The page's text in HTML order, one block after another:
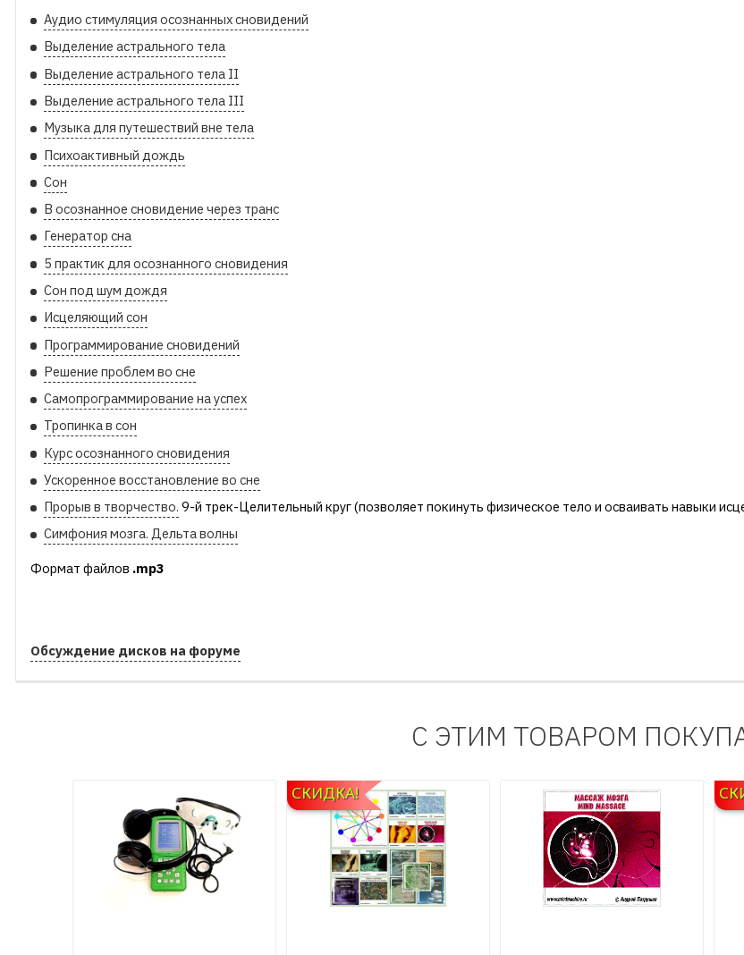
Аудио стимуляция осознанных сновидений
Выделение астрального тела
Выделение астрального тела II
Выделение астрального тела III
Музыка для путешествий вне тела
Психоактивный дождь
Сон
В осознанное сновидение через транс
Генератор сна
5 практик для осознанного сновидения
Сон под шум дождя
Исцеляющий сон
Программирование сновидений
Решение проблем во сне
Самопрограммирование на успех
Тропинка в сон
Курс осознанного сновидения
Ускоренное восстановление во сне
Прорыв в творчество. 9-й трек-Целительный круг (позволяет покинуть физическое тело и осваивать навыки
Симфония мозга. Дельта волны
Формат файлов .mp3
Обсуждение дисков на форуме
С ЭТИМ ТОВАРОМ
СКИДКА!